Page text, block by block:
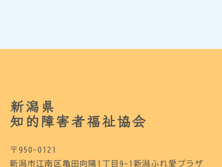
新潟県
知的障害者福祉協会
〒950-0121
新潟市江南区亀田向陽1丁目9-1新潟ふれ愛プラザ